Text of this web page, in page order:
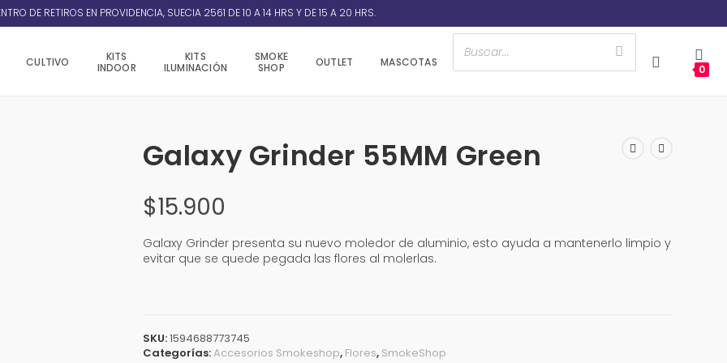
DE RETIROS EN PROVIDENCIA, SUECIA 2561 DE 10 A 14 HRS Y DE 15 A 20 HRS.
CULTIVO
KITS
INDOOR
KITS
ILUMINACIÓN
SMOKE
SHOP
OUTLET MASCOTAS
0
Galaxy Grinder 55MM Green
$15.900
Galaxy Grinder presenta su nuevo moledor de aluminio, esto ayuda a mantenerlo limpio y
evitar que se quede pegada las flores al molerlas.
SKU:1594688773745
Categorías:Accesorios Smokeshop, Flores, SmokeShop